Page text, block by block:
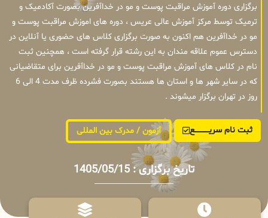
برگزاری دوره آموزش مراقبت پوست و مو در خداآفرین بصورت آکادمیک و
ترمیک توسط مرکز آموزش عالی عریس ، دوره های اموزش مراقبت پوست و
مو در خداآفرین هم اکنون به صورت برگزاری کلاس های حضوری یا آنلاین در
دسترس عموم علاقه مندان به این رشته قرار گرفته است ، همچنین ثبت
نام در کلاس های آموزش مراقبت پوست و مو در خداآفرین برای متقاضیانی
که در سایر شهر ها و استان ها هستند بصورت فشرده ظرف مدت 4 الی 6
روز در تهران برگزار میشوند .
ثبت نام سریــــــــــــع آزمون / مدرک بین المللی
تاریخ برگزاری : 1405/05/15